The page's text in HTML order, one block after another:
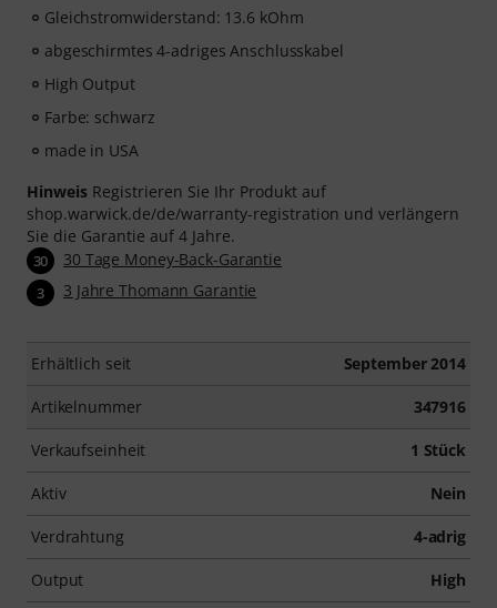
Gleichstromwiderstand: 13.6 kOhm
abgeschirmtes 4-adriges Anschlusskabel
High Output
Farbe: schwarz
made in USA
Hinweis Registrieren Sie Ihr Produkt auf
shop.warwick.de/de/warranty-registration und verlängern
Sie die Garantie auf 4 Jahre.
30 30 Tage Money-Back-Garantie
3 3 Jahre Thomann Garantie
Erhältlich seit September 2014
Artikelnummer 347916
Verkaufseinheit 1 Stück
Aktiv Nein
Verdrahtung 4-adrig
Output High